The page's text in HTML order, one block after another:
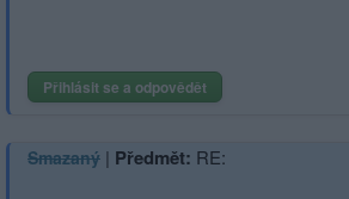
Přihlásit se a odpovědět
Smazaný | Předmět: RE: